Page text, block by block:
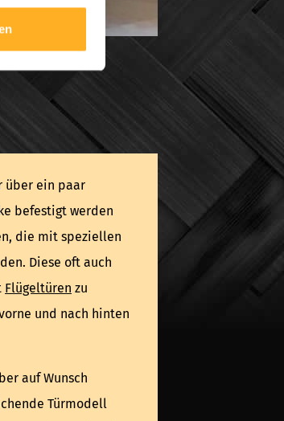
über ein paar
befestigt werden
die mit speziellen
Diese oft auch
Flügeltüren zu
und nach hinten
auf Wunsch
Türmodell